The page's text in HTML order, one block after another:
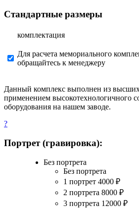
Стандартные размеры
комплектация
Для расчета мемориального
обращайтесь к менеджеру
Данный комплекс выполнен из высших
применением высокотехнологичного
оборудования на нашем заводе.
?
Портрет (гравировка):
Без портрета
Без портрета
1 портрет 4000 ₽
2 портрета 8000 ₽
3 портрета 12000 ₽